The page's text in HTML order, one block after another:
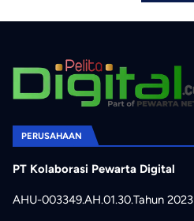
PERUSAHAAN
PT Kolaborasi Pewarta Digital
AHU-003349.AH.01.30.Tahun 2023